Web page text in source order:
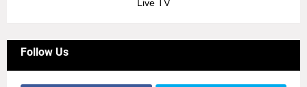
Live TV
Follow Us